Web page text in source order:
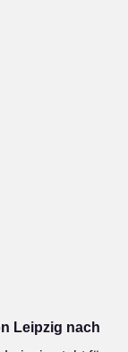
Leipzig nach